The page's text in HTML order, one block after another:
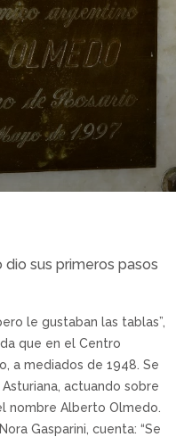
sus primeros pasos
le gustaban las tablas”,
que en el Centro
a mediados de 1948. Se
actuando sobre
nombre Alberto Olmedo.
Gasparini, cuenta: “Se